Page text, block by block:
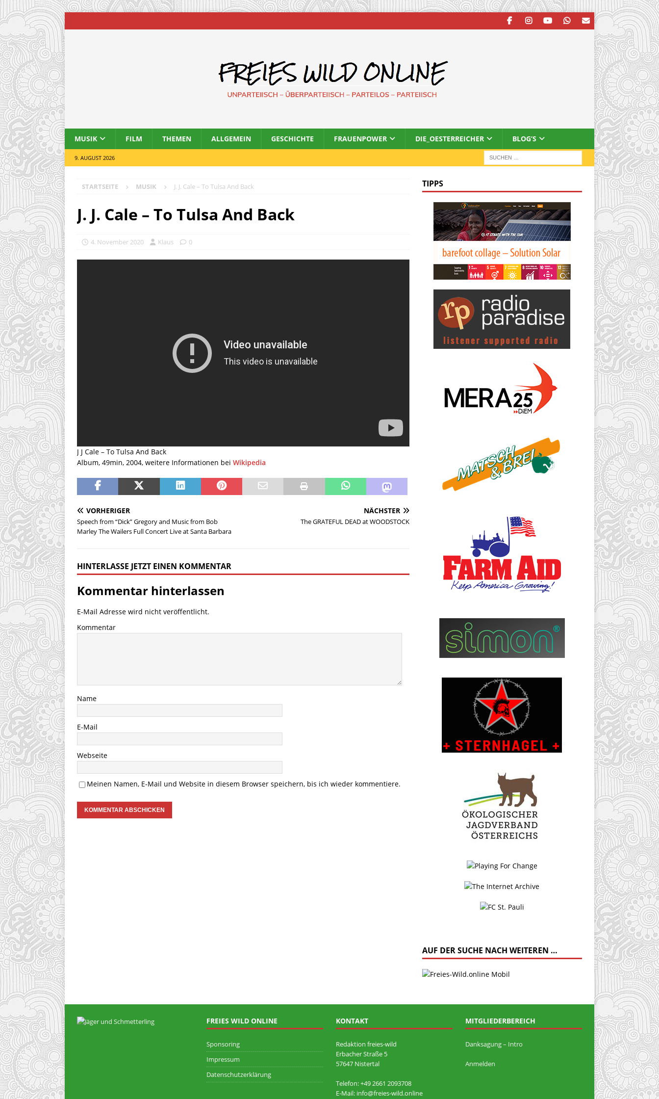
MUSIK FILM THEMEN ALLGEMEIN GESCHICHTE FRAUENPOWER DIE_OESTERREICHER BLOG’S
9. AUGUST 2026
STARTSEITE MUSIK J. J. Cale – To Tulsa And Back
J. J. Cale – To Tulsa And Back
4. November 2020 Klaus 0
J J Cale – To Tulsa And Back
Album, 49min, 2004, weitere Informationen bei Wikipedia
VORHERIGER
Speech from “Dick” Gregory and Music from Bob
Marley The Wailers Full Concert Live at Santa Barbara
NÄCHSTER
The GRATEFUL DEAD at WOODSTOCK
HINTERLASSE JETZT EINEN KOMMENTAR
Kommentar hinterlassen
E-Mail Adresse wird nicht veröffentlicht.
Kommentar
Name
E-Mail
Webseite
Meinen Namen, E-Mail und Website in diesem Browser speichern, bis ich wieder kommentiere.
TIPPS
AUF DER SUCHE NACH WEITEREN …
FREIES WILD ONLINE
Sponsoring
Impressum
Datenschutzerklärung
KONTAKT
Redaktion freies-wild
Erbacher Straße 5
57647 Nistertal
Telefon: +49 ‭2661 2093708
E-Mail: info@freies-wild.online
MITGLIEDERBEREICH
Danksagung – Intro
Anmelden